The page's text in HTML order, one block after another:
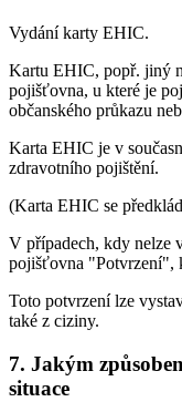
Vydání karty EHIC.
Kartu EHIC, popř. jiný
pojišťovna, u které je
občanského průkazu
Karta EHIC je v
zdravotního pojištění.
(Karta EHIC se
V případech, kdy nelze
pojišťovna "Potvrzení",
Toto potvrzení lze
také z ciziny.
7. Jakým
situace